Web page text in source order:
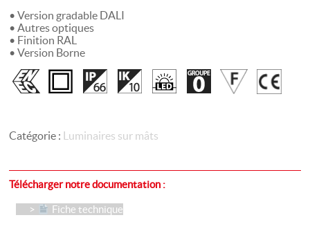
• Version gradable DALI
• Autres optiques
• Finition RAL
• Version Borne
Catégorie : Luminaires sur mâts
Télécharger notre documentation :
Fiche technique